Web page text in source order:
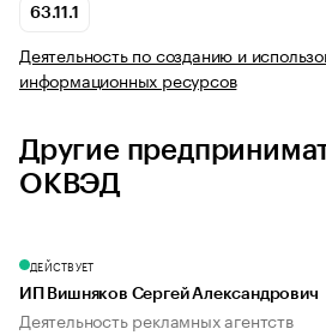
63.11.1
Деятельность по созданию и
информационных ресурсов
Другие
ОКВЭД
ДЕЙСТВУЕТ
ИП Вишняков Сергей Александрович
Деятельность рекламных агентств